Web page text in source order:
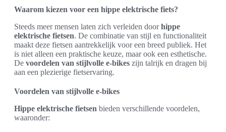
Waarom kiezen voor een hippe elektrische fiets?
Steeds meer mensen laten zich verleiden doorhippe
elektrische fietsen. De combinatie van stijl en functionaliteit
maakt deze fietsen aantrekkelijk voor een breed publiek. Het
is niet alleen een praktische keuze, maar ook een esthetische.
De voordelen van stijlvolle e-bikes zijn talrijk en dragen bij
aan een plezierige fietservaring.
Voordelen van stijlvolle e-bikes
Hippe elektrische fietsen bieden verschillende voordelen,
waaronder: